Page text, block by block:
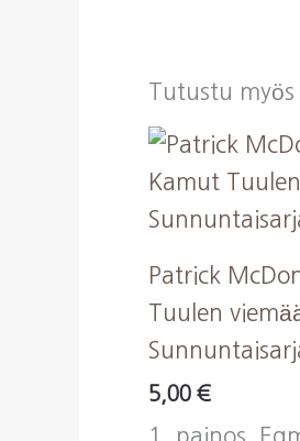
Tutustu myös
Patrick
Tuulen
5,00 €
1. painos,